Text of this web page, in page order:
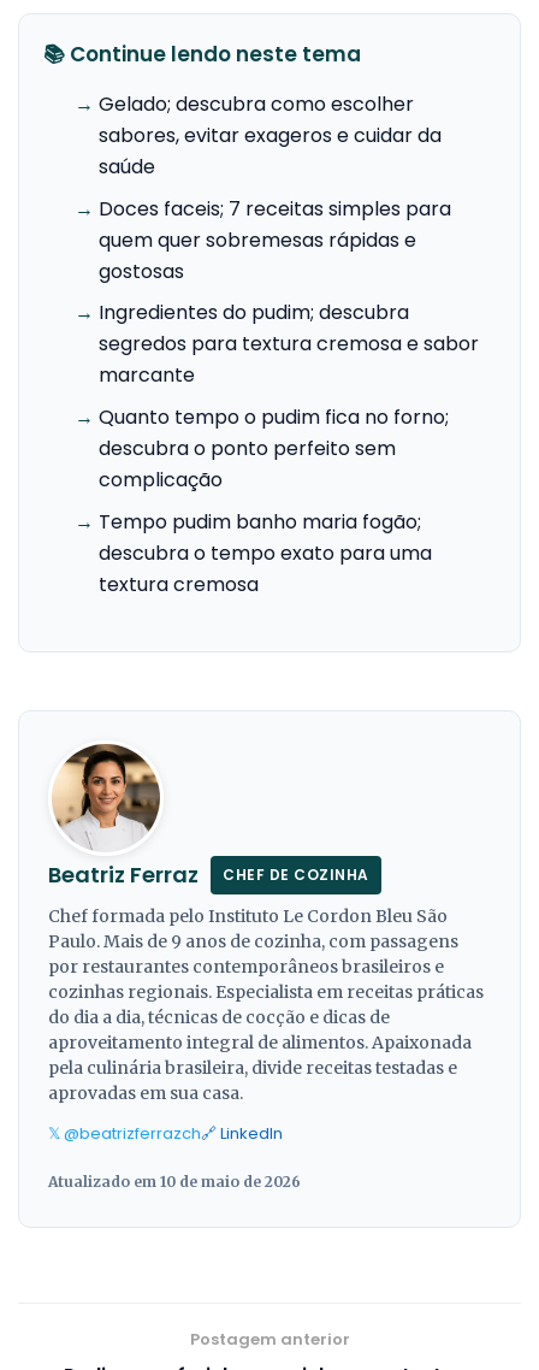
📚 Continue lendo neste tema
→ Gelado; descubra como escolher
sabores, evitar exageros e cuidar da
saúde
→ Doces faceis; 7 receitas simples para
quem quer sobremesas rápidas e
gostosas
→ Ingredientes do pudim; descubra
segredos para textura cremosa e sabor
marcante
→ Quanto tempo o pudim fica no forno;
descubra o ponto perfeito sem
complicação
→ Tempo pudim banho maria fogão;
descubra o tempo exato para uma
textura cremosa
Beatriz Ferraz CHEF DE COZINHA
Chef formada pelo Instituto Le Cordon Bleu São
Paulo. Mais de 9 anos de cozinha, com passagens
por restaurantes contemporâneos brasileiros e
cozinhas regionais. Especialista em receitas práticas
do dia a dia, técnicas de cocção e dicas de
aproveitamento integral de alimentos. Apaixonada
pela culinária brasileira, divide receitas testadas e
aprovadas em sua casa.
𝕏 @beatrizferrazch🔗 LinkedIn
Atualizado em 10 de maio de 2026
Postagem anterior